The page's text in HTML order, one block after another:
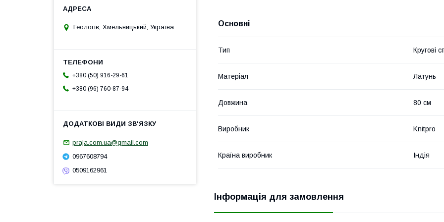
Основні
Тип Кругові
Матеріал Латунь
Довжина 80 см
Виробник Knitpro
Країна виробник Індія
Інформація для замовлення
Геологів, Хмельницький, Україна
+380 (50) 916-29-61
+380 (96) 760-87-94
praja.com.ua@gmail.com
0967608794
0509162961